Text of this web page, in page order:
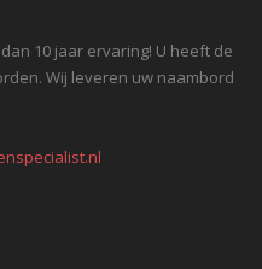
10 jaar ervaring! U heeft de
Wij leveren uw naambord